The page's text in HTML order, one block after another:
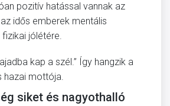
pozitív hatással vannak az
az idős emberek mentális
jólétére.
kap a szél.” Így hangzik a
hazai mottója.
siket és nagyothalló